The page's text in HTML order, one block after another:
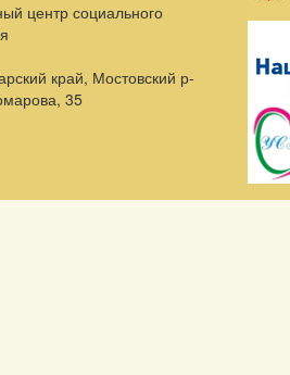
центр социального
край, Мостовский р-
35